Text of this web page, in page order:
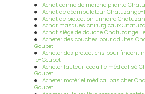
et réparation fauteuil roulant électrique
Péage | organisation retour à domicile
Bourg de Péage |Accompagnement au
hospitalisation à Bourg de Péage| Louer
médicalisé Livraison le jour même ou le
Les Valence| Vente et location d'un lit
Isère avec installation à domicile
pressotherapie à Bourg de Péage
Entreprise professionnelle dans la
fauteuil roulant électrique changement de
Péage|Organisation retour à domicile
Romans sur Isère|Entreprise
et l'entretien de fauteuil roulant manuel
Achat canne de marche pliante
Achat de déambulateur Chatuzange-
Achat de protection urinaire
Achat masques chirurgicaux
Achat siège de douche Chatuzange-
Acheter des couches pour adultes
Goubet
Acheter des protections pour
le-Goubet
Acheter fauteuil coquille médicalisé
Goubet
Acheter matériel médical pas cher
Goubet